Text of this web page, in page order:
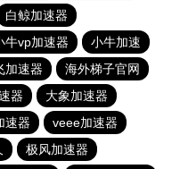
白鲸加速器
牛vp加速器
小牛加速
加速器
海外梯子官网
器
大象加速器
速器
veee加速器
极风加速器